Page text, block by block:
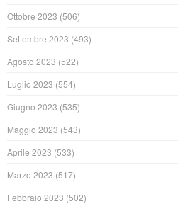
Ottobre 2023 (506)
Settembre 2023 (493)
Agosto 2023 (522)
Luglio 2023 (554)
Giugno 2023 (535)
Maggio 2023 (543)
Aprile 2023 (533)
Marzo 2023 (517)
Febbraio 2023 (502)